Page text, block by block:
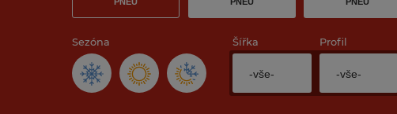
Sezóna Šířka
-vše-
Profil
-vše-